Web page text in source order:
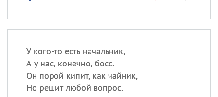
У кого-то есть начальник,
А у нас, конечно, босс.
Он порой кипит, как чайник,
Но решит любой вопрос.